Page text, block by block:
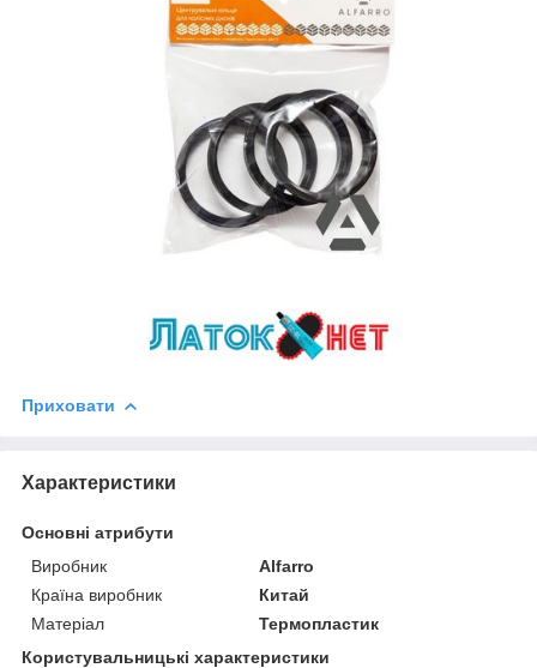
Приховати
Характеристики
Основні атрибути
Виробник
Alfarro
Країна виробник
Китай
Матеріал
Термопластик
Користувальницькі характеристики